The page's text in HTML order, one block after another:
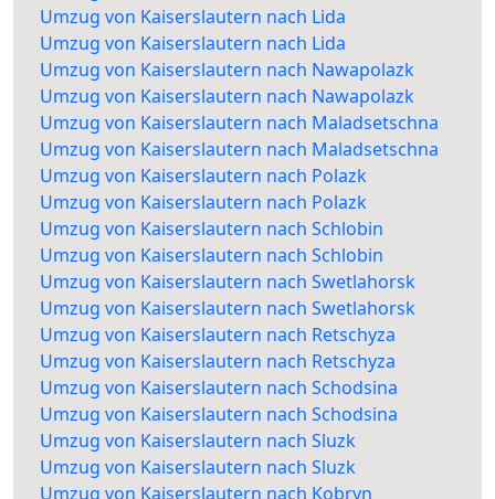
Umzug von Kaiserslautern nach Lida
Umzug von Kaiserslautern nach Lida
Umzug von Kaiserslautern nach Nawapolazk
Umzug von Kaiserslautern nach Nawapolazk
Umzug von Kaiserslautern nach Maladsetschna
Umzug von Kaiserslautern nach Maladsetschna
Umzug von Kaiserslautern nach Polazk
Umzug von Kaiserslautern nach Polazk
Umzug von Kaiserslautern nach Schlobin
Umzug von Kaiserslautern nach Schlobin
Umzug von Kaiserslautern nach Swetlahorsk
Umzug von Kaiserslautern nach Swetlahorsk
Umzug von Kaiserslautern nach Retschyza
Umzug von Kaiserslautern nach Retschyza
Umzug von Kaiserslautern nach Schodsina
Umzug von Kaiserslautern nach Schodsina
Umzug von Kaiserslautern nach Sluzk
Umzug von Kaiserslautern nach Sluzk
Umzug von Kaiserslautern nach Kobryn